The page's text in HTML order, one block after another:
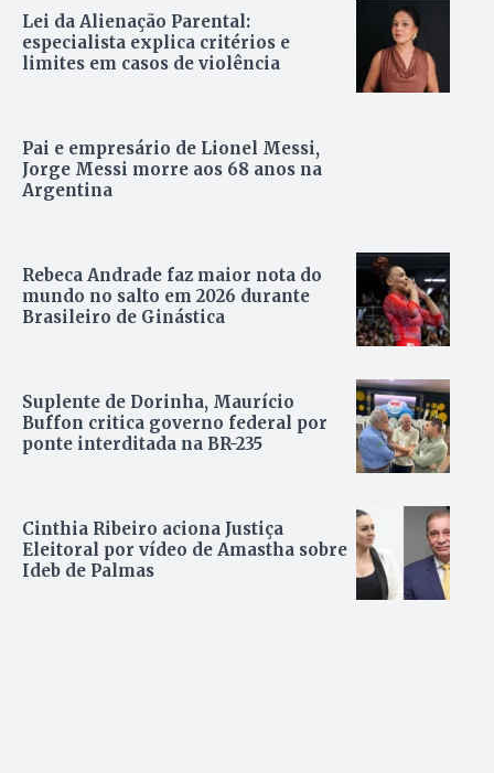
Lei da Alienação Parental:
especialista explica critérios e
limites em casos de violência
Pai e empresário de Lionel Messi,
Jorge Messi morre aos 68 anos na
Argentina
Rebeca Andrade faz maior nota do
mundo no salto em 2026 durante
Brasileiro de Ginástica
Suplente de Dorinha, Maurício
Buffon critica governo federal por
ponte interditada na BR-235
Cinthia Ribeiro aciona Justiça
Eleitoral por vídeo de Amastha sobre
Ideb de Palmas